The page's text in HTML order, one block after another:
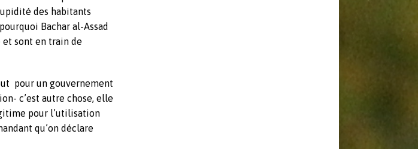
des habitants
Bachar al-Assad
et sont en train de
pour un gouvernement
c’est autre chose, elle
pour l’utilisation
qu’on déclare